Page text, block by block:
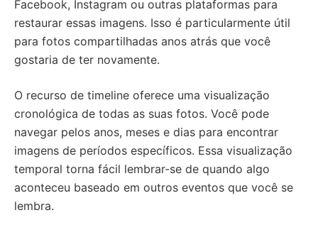
Facebook, Instagram ou outras plataformas para
restaurar essas imagens. Isso é particularmente útil
para fotos compartilhadas anos atrás que você
gostaria de ter novamente.
O recurso de timeline oferece uma visualização
cronológica de todas as suas fotos. Você pode
navegar pelos anos, meses e dias para encontrar
imagens de períodos específicos. Essa visualização
temporal torna fácil lembrar-se de quando algo
aconteceu baseado em outros eventos que você se
lembra.